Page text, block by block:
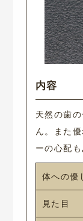
天然の歯
ん。また
ーの心配も
体への優
見た目